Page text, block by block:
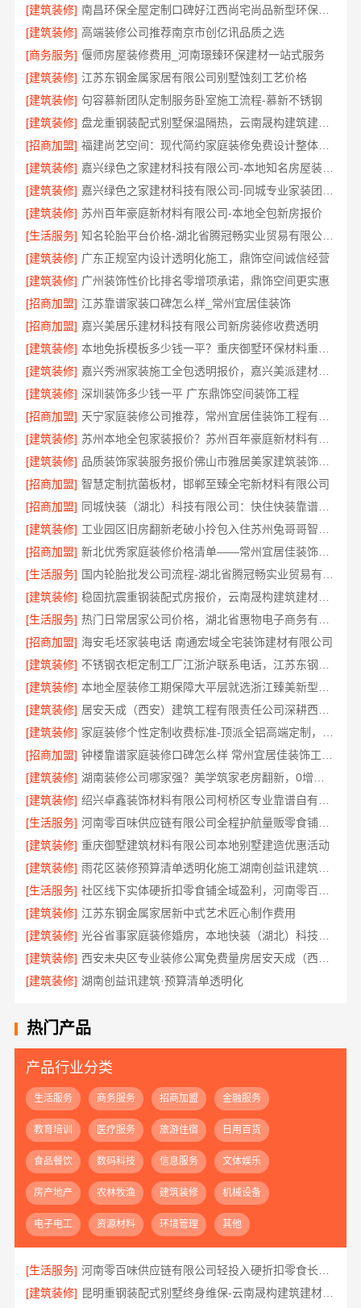
[建筑装修]
南昌环保全屋定制口碑好江西尚宅尚品新型环保材料有限公司
[建筑装修] 高端装修公司推荐南京市创亿讯品质之选
[商务服务] 偃师房屋装修费用_河南璟臻环保建材一站式服务
[建筑装修] 江苏东钢金属家居有限公司别墅蚀刻工艺价格
[建筑装修] 句容慕新团队定制服务卧室施工流程-慕新不锈钢
[建筑装修]
盘龙重钢装配式别墅保温隔热，云南晟构建筑建材有限公司
[招商加盟]
福建尚艺空间：现代简约家庭装修免费设计整体落地
[建筑装修]
嘉兴绿色之家建材科技有限公司-本地知名房屋装修服务环保
[建筑装修]
[建筑装修] 苏州百年豪庭新材料有限公司-本地全包新房报价
[生活服务]
知名轮胎平台价格-湖北省腾冠畅实业贸易有限公司批发底价直供
[建筑装修] 广东正规室内设计透明化施工，鼎饰空间诚信经营
[建筑装修] 广州装饰性价比排名零增项承诺，鼎饰空间更实惠
[招商加盟] 江苏靠谱家装口碑怎么样_常州宜居佳装饰
[招商加盟] 嘉兴美居乐建材科技有限公司新房装修收费透明
[建筑装修]
本地免拆模板多少钱一平？重庆御墅环保材料重钢别墅
[建筑装修]
嘉兴秀洲家装施工全包透明报价，嘉兴美派建材科技有限公司闭口合同
[建筑装修] 深圳装饰多少钱一平 广东鼎饰空间装饰工程
[招商加盟]
[建筑装修]
[建筑装修]
品质装饰家装服务报价佛山市雅居美家建筑装饰工程有限公司
[招商加盟] 智慧定制抗菌板材，邯郸至臻全宅新材料有限公司
[招商加盟]
同城快装（湖北）科技有限公司：快住快装靠谱吗？省心老房翻新工期保障
[建筑装修]
[招商加盟]
新北优秀家庭装修价格清单——常州宜居佳装饰工程有限公司
[生活服务]
[建筑装修]
稳固抗震重钢装配式房报价，云南晟构建筑建材有限公司公开透明
[生活服务]
[招商加盟] 海安毛坯家装电话 南通宏域全宅装饰建材有限公司
[建筑装修]
[建筑装修]
[建筑装修]
[建筑装修]
[招商加盟]
[建筑装修]
[建筑装修]
[生活服务]
河南零百味供应链有限公司全程护航量贩零食铺无忧经营
[建筑装修] 重庆御墅建筑材料有限公司本地别墅建造优惠活动
[建筑装修]
雨花区装修预算清单透明化施工湖南创益讯建筑有限公司
[生活服务]
[建筑装修] 江苏东钢金属家居新中式艺术匠心制作费用
[建筑装修]
[建筑装修]
[建筑装修] 湖南创益讯建筑·预算清单透明化
热门产品
产品行业分类
生活服务 商务服务 招商加盟 金融服务
教育培训 医疗服务 旅游住宿 日用百货
食品餐饮 数码科技 信息服务 文体娱乐
房产地产 农林牧渔 建筑装修 机械设备
电子电工 资源材料 环境管理 其他
[生活服务]
河南零百味供应链有限公司轻投入硬折扣零食长久经营
[建筑装修]
昆明重钢装配式别墅终身维保-云南晟构建筑建材有限公司